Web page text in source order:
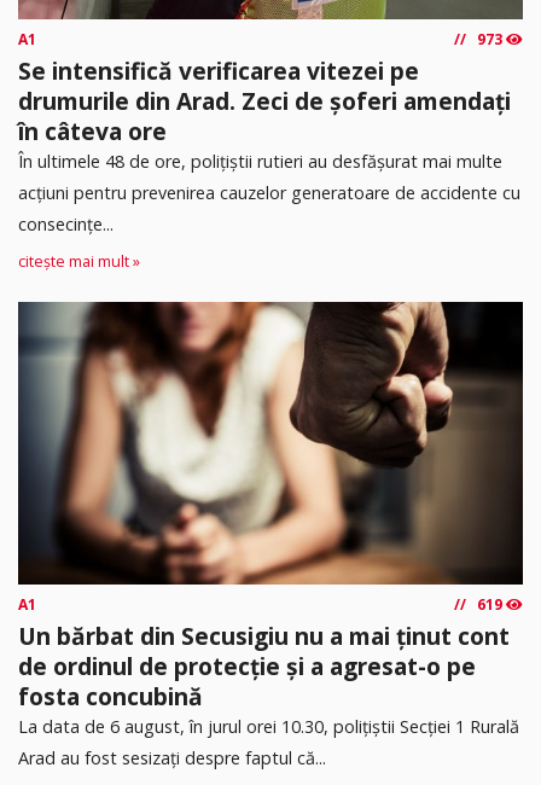
A1 973
Se intensifică verificarea vitezei pe
drumurile din Arad. Zeci de șoferi amendați
în câteva ore
În ultimele 48 de ore, polițiștii rutieri au desfășurat mai multe
acțiuni pentru prevenirea cauzelor generatoare de accidente cu
consecințe...
citește mai mult »
A1 619
Un bărbat din Secusigiu nu a mai ținut cont
de ordinul de protecție și a agresat-o pe
fosta concubină
​La data de 6 august, în jurul orei 10.30, polițiștii Secției 1 Rurală
Arad au fost sesizați despre faptul că...